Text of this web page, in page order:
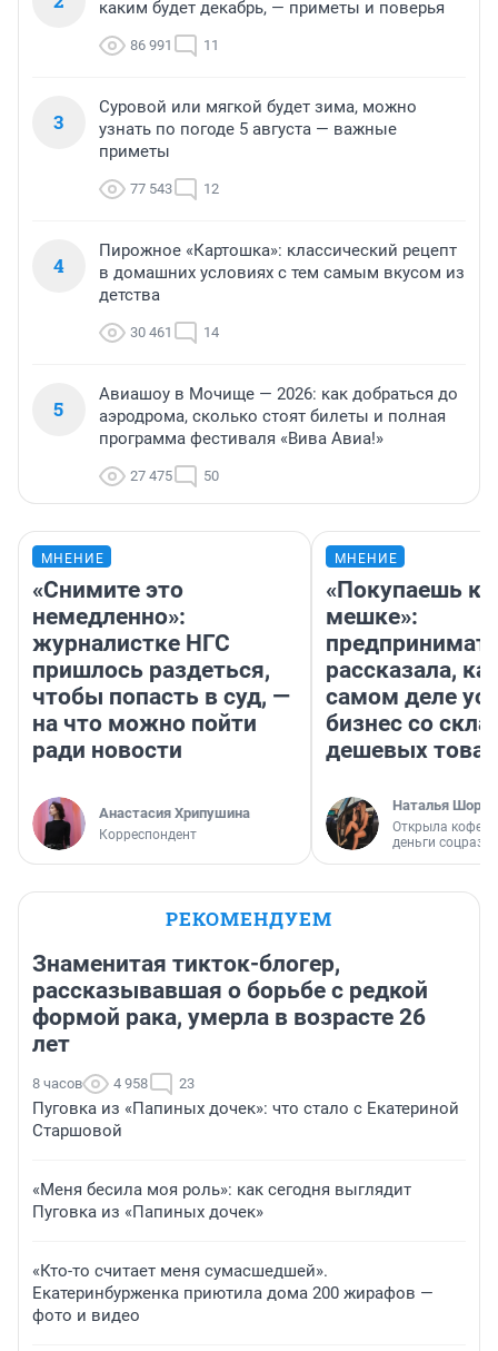
каким будет декабрь, — приметы и поверья
86 991 11
3
Суровой или мягкой будет зима, можно
узнать по погоде 5 августа — важные
приметы
77 543 12
4
Пирожное «Картошка»: классический рецепт
в домашних условиях с тем самым вкусом из
детства
30 461 14
5
Авиашоу в Мочище — 2026: как добраться до
аэродрома, сколько стоят билеты и полная
программа фестиваля «Вива Авиа!»
27 475 50
МНЕНИЕ
«Снимите это
немедленно»:
журналистке НГС
пришлось раздеться,
чтобы попасть в суд, —
на что можно пойти
ради новости
Анастасия Хрипушина
Корреспондент
МНЕНИЕ
«Покупаешь
мешке»:
рассказала,
самом деле
бизнес со
дешевых
Наталья
Открыла
деньги
РЕКОМЕНДУЕМ
Знаменитая тикток-блогер,
рассказывавшая о борьбе с редкой
формой рака, умерла в возрасте 26
лет
8 часов 4 958 23
Пуговка из «Папиных дочек»: что стало с Екатериной
Старшовой
«Меня бесила моя роль»: как сегодня выглядит
Пуговка из «Папиных дочек»
«Кто-то считает меня сумасшедшей».
Екатеринбурженка приютила дома 200 жирафов —
фото и видео